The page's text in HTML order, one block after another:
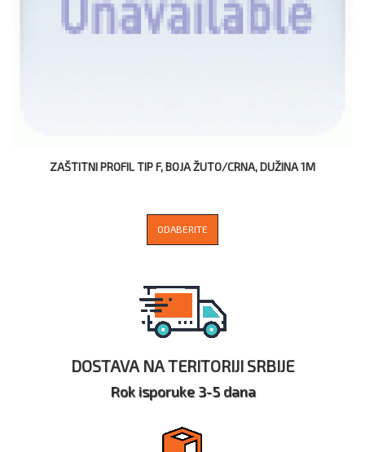
ZAŠTITNI PROFIL TIP F, BOJA ŽUTO/CRNA, DUŽINA 1M
ODABERITE
DOSTAVA NA TERITORIJI SRBIJE
Rok isporuke 3-5 dana